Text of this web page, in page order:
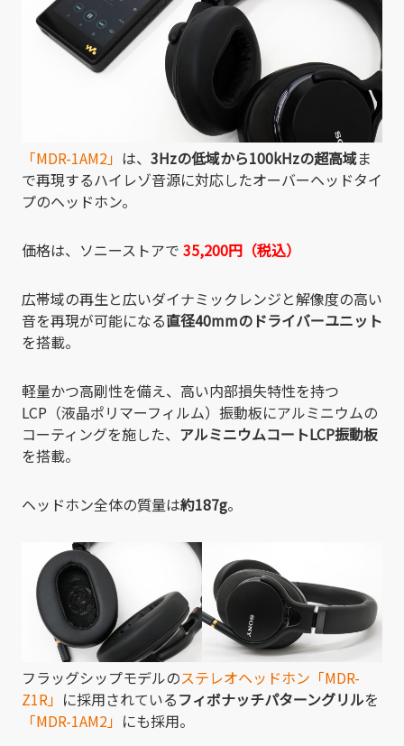
「MDR-1AM2」 は、 3Hzの低域から100kHzの超高域ま
で再現するハイレゾ音源に対応したオーバーヘッドタイ
プのヘッドホン。
価格は、ソニーストアで 35,200円（税込）
広帯域の再生と広いダイナミックレンジと解像度の高い
音を再現が可能になる直径40mmのドライバーユニット
を搭載。
軽量かつ高剛性を備え、高い内部損失特性を持つ
LCP（液晶ポリマーフィルム）振動板にアルミニウムの
コーティングを施した、 アルミニウムコートLCP振動板
を搭載。
ヘッドホン全体の質量は約187g。
フラッグシップモデルのステレオヘッドホン「MDR-
Z1R」 に採用されているフィボナッチパターングリルを
「MDR-1AM2」 にも採用。